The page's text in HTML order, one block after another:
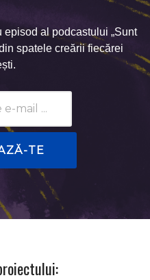
al podcastului „Sunt
spatele creării fiecărei